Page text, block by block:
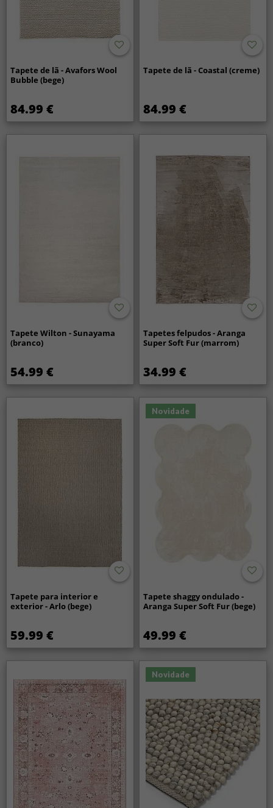
Tapete de lã - Avafors Wool
Bubble (bege)
84.99 €
Tapete de lã - Coastal (creme)
84.99 €
Tapete Wilton - Sunayama
(branco)
54.99 €
Tapetes felpudos - Aranga
Super Soft Fur (marrom)
34.99 €
Tapete para interior e
exterior - Arlo (bege)
59.99 €
Novidade
Tapete shaggy ondulado -
Aranga Super Soft Fur (bege)
49.99 €
Novidade